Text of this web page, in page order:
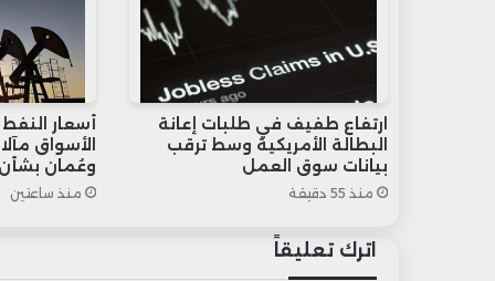
ارتفاع طفيف في طلبات إعانة
البطالة الأمريكية وسط ترقب
بيانات سوق العمل
منذ 55 دقيقة
أسعار
الأسواق
وعُمان
منذ ساعتين
اترك تعليقاً